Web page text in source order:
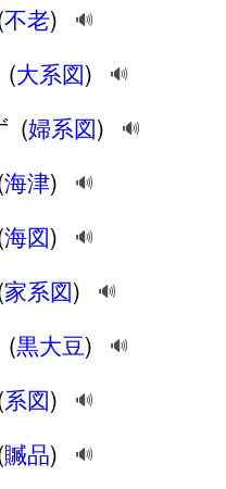
不老) 🔊
(大系図) 🔊
(婦系図) 🔊
海津) 🔊
海図) 🔊
家系図) 🔊
(黒大豆) 🔊
系図) 🔊
贓品) 🔊